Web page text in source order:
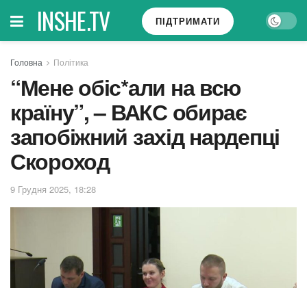
INSHE.TV ПІДТРИМАТИ
Головна Політика
“Мене обіс*али на всю
країну”, – ВАКС обирає
запобіжний захід нардепці
Скороход
9 Грудня 2025, 18:28